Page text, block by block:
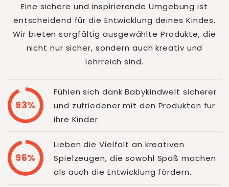
Eine sichere und inspirierende Umgebung ist
entscheidend für die Entwicklung deines Kindes.
Wir bieten sorgfältig ausgewählte Produkte, die
nicht nur sicher, sondern auch kreativ und
lehrreich sind.
93%
Fühlen sich dank Babykindwelt sicherer
und zufriedener mit den Produkten für
ihre Kinder.
96%
Lieben die Vielfalt an kreativen
Spielzeugen, die sowohl Spaß machen
als auch die Entwicklung fördern.